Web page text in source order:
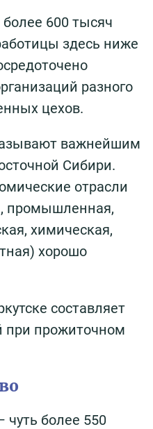
600 тысяч
здесь ниже
разного
цехов.
важнейшим
Сибири.
отрасли
промышленная,
химическая,
хорошо
составляет
при прожиточном
более 550